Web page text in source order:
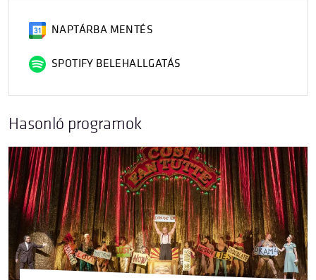
NAPTÁRBA MENTÉS
SPOTIFY BELEHALLGATÁS
Hasonló programok